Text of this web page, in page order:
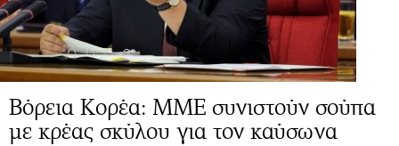
Βόρεια Κορέα: ΜΜΕ συνιστούν σούπα
με κρέας σκύλου για τον καύσωνα